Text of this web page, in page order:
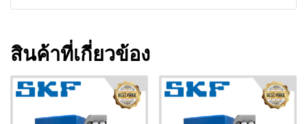
สินค้าที่เกี่ยวข้อง